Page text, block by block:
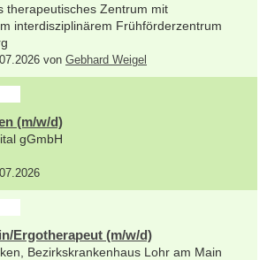
therapeutisches Zentrum mit
interdisziplinärem Frühförderzentrum
von Gebhard Weigel
(m/w/d)
gGmbH
Ergotherapeut (m/w/d)
Bezirkskrankenhaus Lohr am Main